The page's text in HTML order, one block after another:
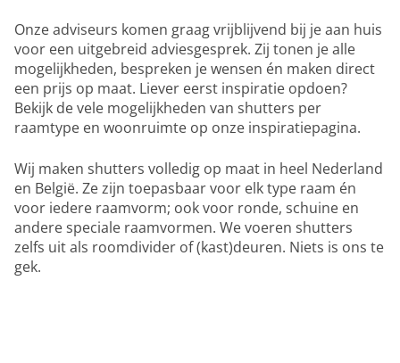
Onze adviseurs komen graag vrijblijvend bij je aan huis
voor een uitgebreid adviesgesprek. Zij tonen je alle
mogelijkheden, bespreken je wensen én maken direct
een prijs op maat. Liever eerst inspiratie opdoen?
Bekijk de vele mogelijkheden van shutters per
raamtype en woonruimte op onze inspiratiepagina.
Wij maken shutters volledig op maat in heel Nederland
en België. Ze zijn toepasbaar voor elk type raam én
voor iedere raamvorm; ook voor ronde, schuine en
andere speciale raamvormen. We voeren shutters
zelfs uit als roomdivider of (kast)deuren. Niets is ons te
gek.